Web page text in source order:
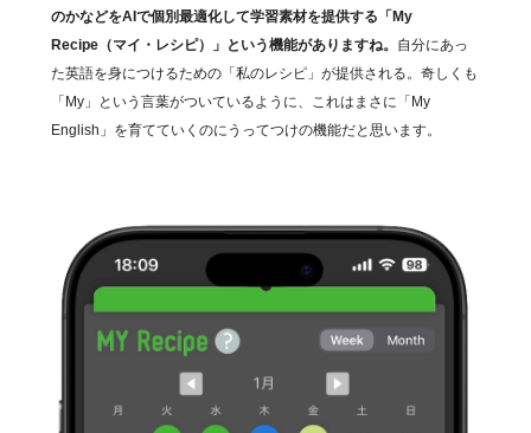
のかなどをAIで個別最適化して学習素材を提供する「My
Recipe（マイ・レシピ）」という機能がありますね。 自分にあっ
た英語を身につけるための「私のレシピ」が提供される。奇しくも
「My」という言葉がついているように、これはまさに「My
English」を育てていくのにうってつけの機能だと思います。